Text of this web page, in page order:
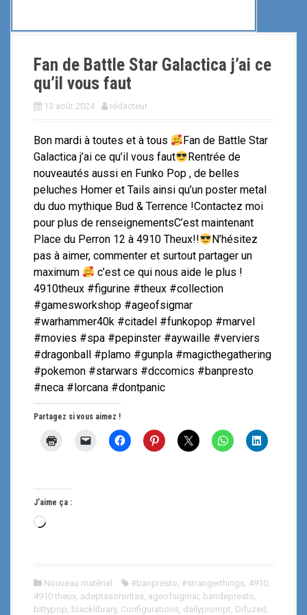
Fan de Battle Star Galactica j’ai ce
qu’il vous faut
13 août 2024 rédacteur
Bon mardi à toutes et à tous
Fan de Battle Star
Galactica j’ai ce qu’il vous faut
Rentrée de
nouveautés aussi en Funko Pop , de belles
peluches Homer et Tails ainsi qu’un poster metal
du duo mythique Bud & Terrence !Contactez moi
pour plus de renseignementsC’est maintenant
Place du Perron 12 à 4910 Theux!!
N’hésitez
pas à aimer, commenter et surtout partager un
maximum
c’est ce qui nous aide le plus !
4910theux #figurine #theux #collection
#gamesworkshop #ageofsigmar
#warhammer40k #citadel #funkopop #marvel
#movies #spa #pepinster #aywaille #verviers
#dragonball #plamo #gunpla #magicthegathering
#pokemon #starwars #dccomics #banpresto
#neca #lorcana #dontpanic
Partagez si vous aimez !
J’aime ça :
C
g
e
Nouveau matériel #banpresto, #strangerthings, 4910,
4910 theux, adeptasororitas, ageofsigmar, bandepresto,
bittypop, blacklibrary, Configurations, dailyprompt, Difuzed ,